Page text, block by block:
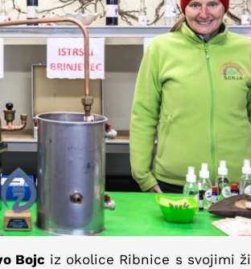
Bojc iz okolice Ribnice s svojimi